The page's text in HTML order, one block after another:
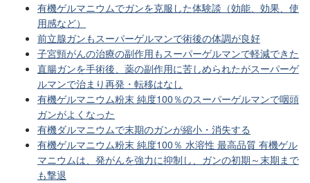
有機ゲルマニウムでガンを克服した体験談（効能、効果、使
用感など）
前立腺ガンもスーパーゲルマンで術後の体調が良好
子宮頸がんの治療の副作用もスーパーゲルマンで軽減できた
直腸ガンを手術後、薬の副作用に苦しめられたがスーパーゲ
ルマンで治まり再発・転移はなし
有機ゲルマニウム粉末 純度100％のスーパーゲルマンで咽頭
ガンがよくなった
有機ダルマニウムで末期のガンが縮小・消失する
有機ゲルマニウム粉末 純度100％ 水溶性 最高品質 有機ゲル
マニウムは、発がんを強力に抑制し、ガンの初期～末期まで
も撃退